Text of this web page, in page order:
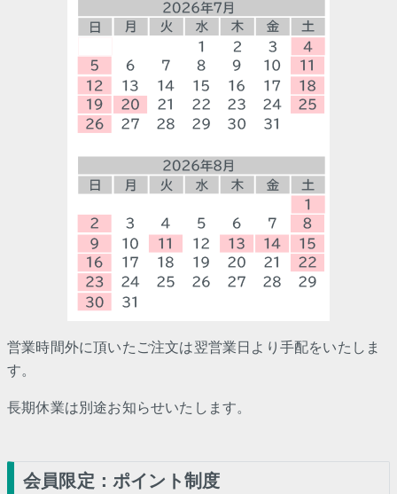
営業時間外に頂いたご注文は翌営業日より手配をいたしま
す。
長期休業は別途お知らせいたします。
会員限定：ポイント制度